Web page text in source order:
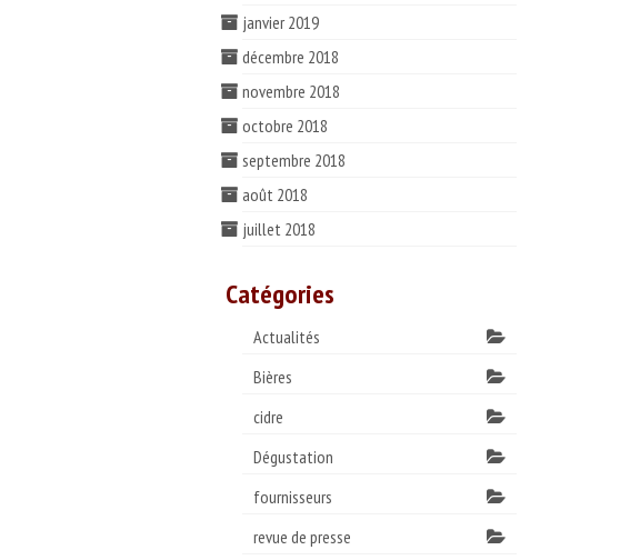
janvier 2019
décembre 2018
novembre 2018
octobre 2018
septembre 2018
août 2018
juillet 2018
Catégories
Actualités
Bières
cidre
Dégustation
fournisseurs
revue de presse